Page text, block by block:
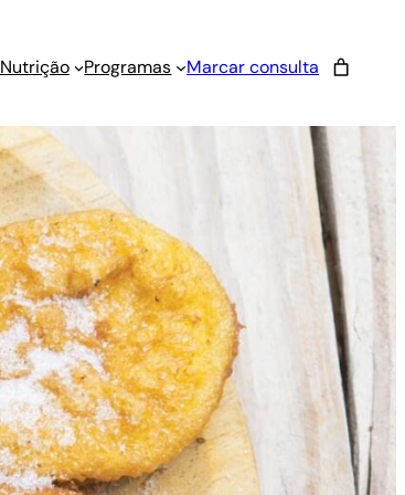
Nutrição Programas Marcar consulta